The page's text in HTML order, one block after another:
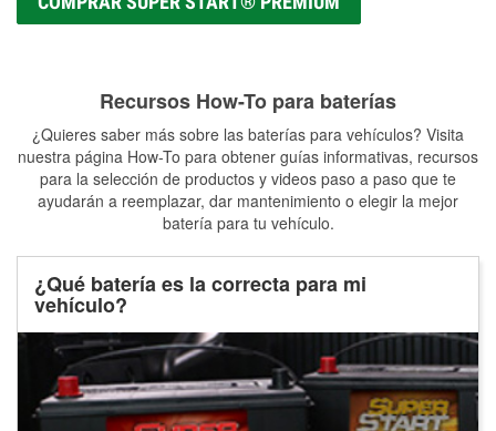
Recursos How-To para baterías
¿Quieres saber más sobre las baterías para vehículos? Visita
nuestra página How-To para obtener guías informativas, recursos
para la selección de productos y videos paso a paso que te
ayudarán a reemplazar, dar mantenimiento o elegir la mejor
batería para tu vehículo.
¿Qué batería es la correcta para mi
vehículo?